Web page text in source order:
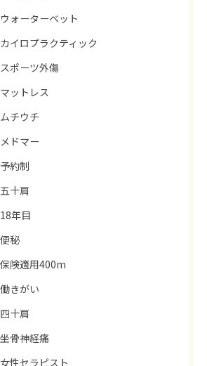
ウォーターベット
カイロプラクティック
スポーツ外傷
マットレス
ムチウチ
メドマー
予約制
五十肩
18年目
便秘
保険適用400m
働きがい
四十肩
坐骨神経痛
女性セラピスト